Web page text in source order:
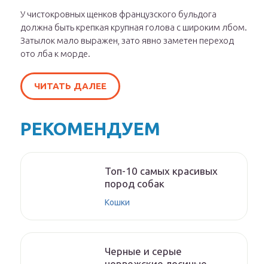
У чистокровных щенков французского бульдога
должна быть крепкая крупная голова с широким лбом.
Затылок мало выражен, зато явно заметен переход
ото лба к морде.
ЧИТАТЬ ДАЛЕЕ
РЕКОМЕНДУЕМ
Топ-10 самых красивых
пород собак
Кошки
Черные и серые